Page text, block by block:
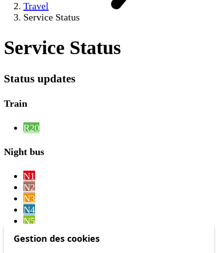
Gestion des cookies
Travel
Service Status
Service Status
Status updates
Train
R20
Night bus
N1
N2
N3
N4
N5